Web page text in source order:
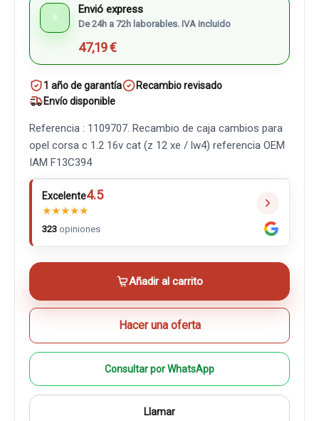
⚡
Envió express
De 24h a 72h laborables. IVA incluido
47,19 €
1 año de garantía
Recambio revisado
Envío disponible
Referencia : 1109707. Recambio de caja cambios para
opel corsa c 1.2 16v cat (z 12 xe / lw4) referencia OEM
IAM F13C394
Excelente4.5
★★★★★
323 opiniones
Añadir al carrito
Hacer una oferta
Consultar por WhatsApp
Llamar